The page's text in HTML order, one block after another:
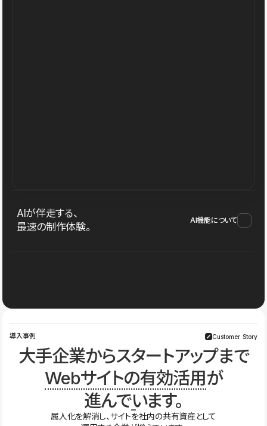
AIが伴走する、
最速の制作体験。
AI機能について
導入事例 Customer Story
大手企業からスタートアップまで
Webサイトの有効活用が
進んでいます。
属人化を解消し、サイトを社内の共有資産として